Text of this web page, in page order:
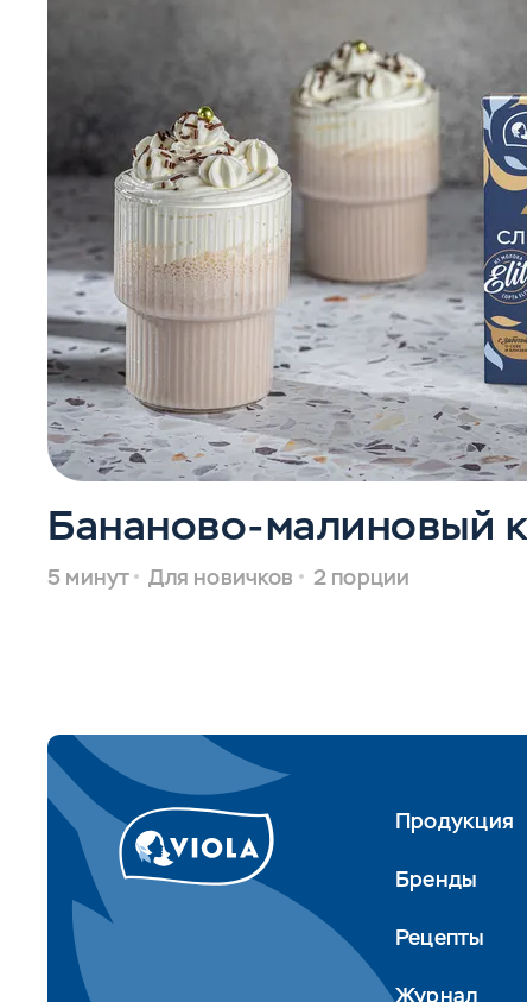
Бананово-малиновый
5 минут Для новичков 2 порции
Продукция
Бренды
Рецепты
Журнал